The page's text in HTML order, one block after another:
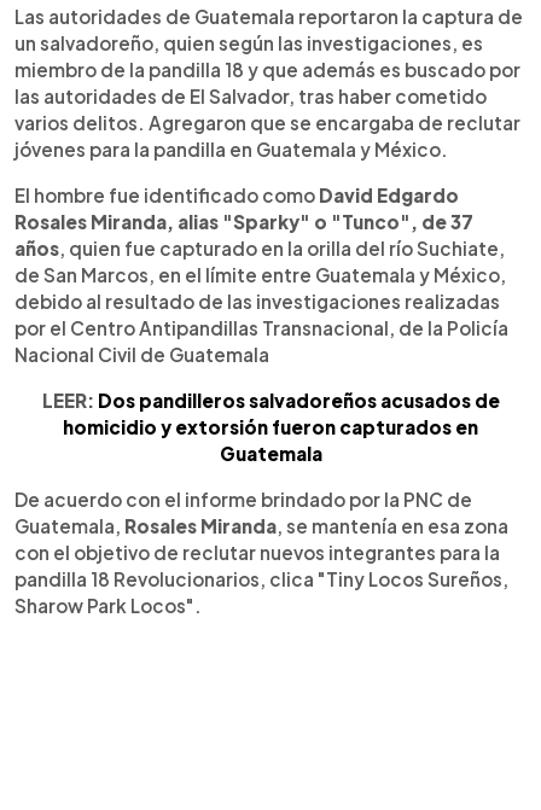
Escuchar artículo
Las autoridades de Guatemala reportaron la captura de
un salvadoreño, quien según las investigaciones, es
miembro de la pandilla 18 y que además es buscado por
las autoridades de El Salvador, tras haber cometido
varios delitos. Agregaron que se encargaba de reclutar
jóvenes para la pandilla en Guatemala y México.
El hombre fue identificado como David Edgardo
Rosales Miranda, alias "Sparky" o "Tunco", de 37
años , quien fue capturado en la orilla del río Suchiate,
de San Marcos, en el límite entre Guatemala y México,
debido al resultado de las investigaciones realizadas
por el Centro Antipandillas Transnacional, de la Policía
Nacional Civil de Guatemala
LEER: Dos pandilleros salvadoreños acusados de
homicidio y extorsión fueron capturados en
Guatemala
De acuerdo con el informe brindado por la PNC de
Guatemala, Rosales Miranda , se mantenía en esa zona
con el objetivo de reclutar nuevos integrantes para la
pandilla 18 Revolucionarios, clica "Tiny Locos Sureños,
Sharow Park Locos".